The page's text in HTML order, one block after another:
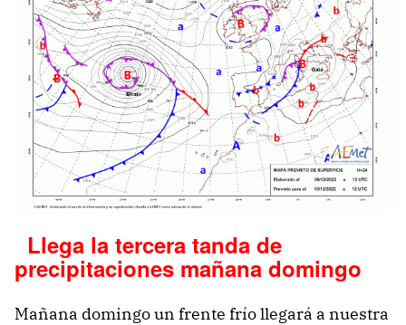
Llega la tercera tanda de
precipitaciones mañana domingo
Mañana domingo un frente frío llegará a nuestra